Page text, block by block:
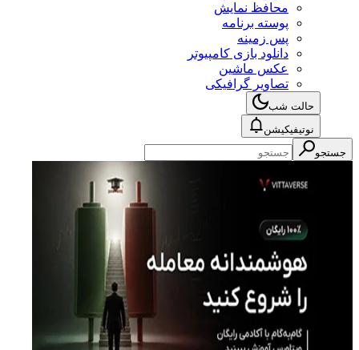
محافظ نمایش
پوسته برنامه
پس زمینه
دانلود بازی کامپیوتر
عکس ماشین
تصاویر گرافیکی
حالت شب
نوتیفیکیشن
جستجو